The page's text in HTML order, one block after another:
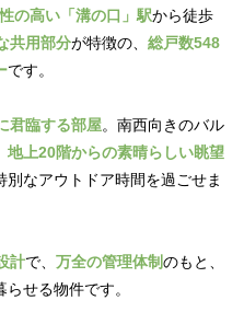
の高い「溝の口」駅から徒歩
共用部分が特徴の、 総戸数548
です。
君臨する部屋。南西向きのバル
地上20階からの素晴らしい眺望
別なアウトドア時間を過ごせま
計で、 万全の管理体制のもと、
せる物件です。